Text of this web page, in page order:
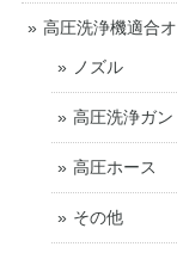
高圧洗浄機適合
ノズル
高圧洗浄ガン
高圧ホース
その他